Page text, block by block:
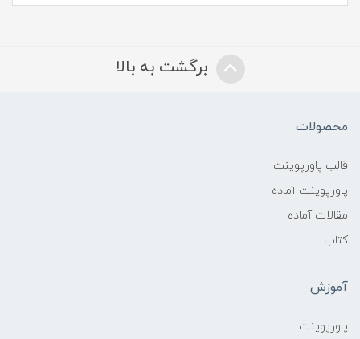
برگشت به بالا
محصولات
قالب پاورپوینت
پاورپوینت آماده
مقالات آماده
کتاب
آموزش
پاورپوینت